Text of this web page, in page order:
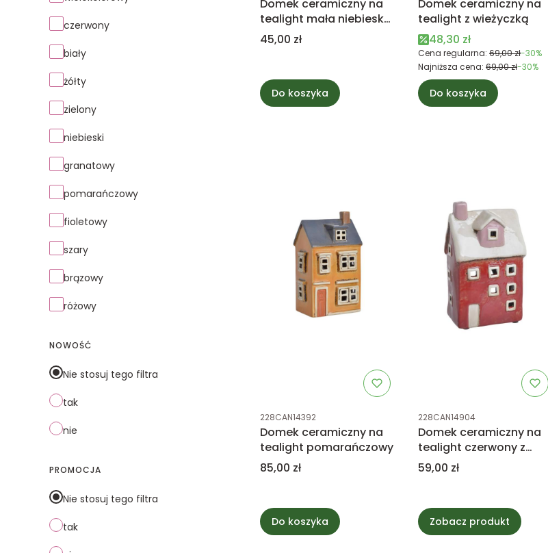
czerwony
biały
żółty
zielony
niebieski
granatowy
pomarańczowy
fioletowy
szary
brązowy
różowy
NOWOŚĆ
Nie stosuj tego filtra
tak
nie
PROMOCJA
Nie stosuj tego filtra
tak
Domek ceramiczny na
tealight mała niebieska
chatka
Cena
45,00 zł
Do koszyka
Domek ceramiczny na
tealight z wieżyczką
Cena promocyjna
48,30 zł
Cena regularna: 69,00 zł-30%
Najniższa cena: 69,00 zł-30%
Do koszyka
Kod produktu
228CAN14392
Domek ceramiczny na
tealight pomarańczowy
Cena
85,00 zł
Do koszyka
Kod produktu
228CAN14904
Domek ceramiczny na
tealight czerwony z
białym dachem
Cena
59,00 zł
Zobacz produkt